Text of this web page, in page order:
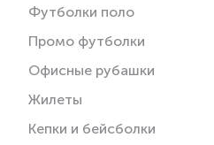
Футболки поло
Промо футболки
Офисные рубашки
Жилеты
Кепки и бейсболки